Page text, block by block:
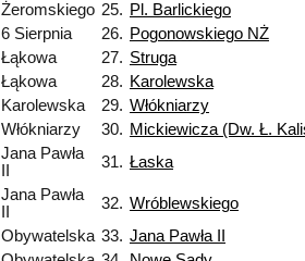
Żeromskiego 25. Pl. Barlickiego
6 Sierpnia
26. Pogonowskiego NŻ
Łąkowa
27. Struga
Łąkowa
28. Karolewska
Karolewska
29. Włókniarzy
Włókniarzy
30. Mickiewicza (Dw. Ł.
Jana Pawła
31. Łaska
Jana Pawła
32. Wróblewskiego
Obywatelska 33. Jana Pawła II